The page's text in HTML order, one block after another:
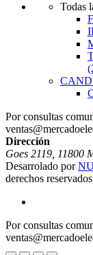
Todas
Por consultas
Dirección
Goes 2119, 11800
Desarrolado por
derechos
Por consultas